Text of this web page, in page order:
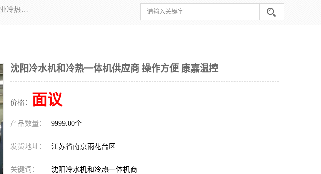
南京康嘉温控设备有限公司是一家工业冷水机厂家，主营产品：低温冷水机、防爆冷水机、工业冷热一体机、工业冷水机等冷水机，公司依托南京工业大学的技术，汇集众多业内技术，不断管理模式，使得我们的产品始终处于国内成员之一水平，在业界享有很高赞誉，是欧洲、北美、中东、东南亚等多个国家和地区。
沈阳冷水机和冷热一体机供应商 操作方便 康嘉温控
价格： 面议
产品数量： 9999.00个
发货地址： 江苏省南京雨花台区
关键词： 沈阳冷水机和冷热一体机商